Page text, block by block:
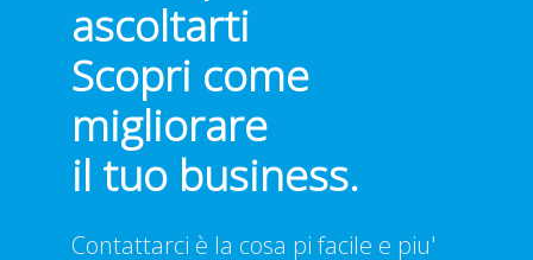
ascoltarti
Scopri come
migliorare
il tuo business.
Contattarci è la cosa pi facile e piu'